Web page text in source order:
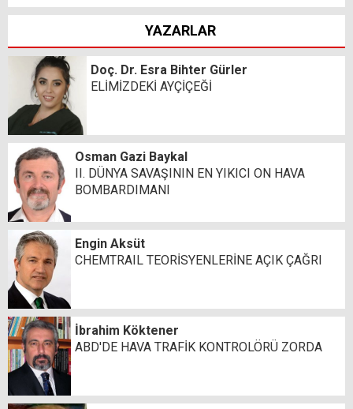
YAZARLAR
Doç. Dr. Esra Bihter Gürler
ELİMİZDEKİ AYÇİÇEĞİ
Osman Gazi Baykal
II. DÜNYA SAVAŞININ EN YIKICI ON HAVA
BOMBARDIMANI
Engin Aksüt
CHEMTRAIL TEORİSYENLERİNE AÇIK ÇAĞRI
İbrahim Köktener
ABD'DE HAVA TRAFİK KONTROLÖRÜ ZORDA